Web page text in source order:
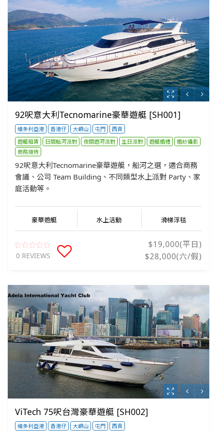
92呎意大利Tecnomarine豪華遊艇 [SH001]
維多利亞港 香港仔 大嶼山 屯門
西貢
遊艇租賃
日間船河派對 夜間遊河派對 生日派對 遊艇婚禮
婚紗攝影
商務接待
92呎意大利Tecnomarine豪華遊艇，船河之選，適合商務
會議、公司 Team Building、不同類型水上派對 Party、家
庭活動等。
豪華遊艇 水上活動 滑梯浮毯
0 REVIEWS
$19,000(平日)
$28,000(六/假)
ViTech 75呎台灣豪華遊艇 [SH002]
維多利亞港 香港仔 大嶼山 屯門
西貢